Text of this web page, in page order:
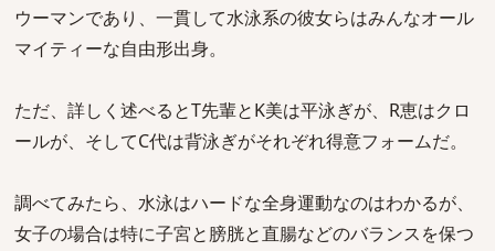
ウーマンであり、一貫して水泳系の彼女らはみんなオール
マイティーな自由形出身。
ただ、詳しく述べるとT先輩とK美は平泳ぎが、R恵はクロ
ールが、そしてC代は背泳ぎがそれぞれ得意フォームだ。
調べてみたら、水泳はハードな全身運動なのはわかるが、
女子の場合は特に子宮と膀胱と直腸などのバランスを保つ